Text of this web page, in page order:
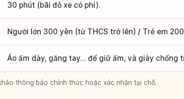
30 phút (bãi đỗ xe có phí).
Người lớn 300 yên (từ THCS trở lên) / Trẻ em
Áo ấm dày, găng tay… để giữ ấm, và giày chống
thông báo chính thức hoặc xác nhận tại chỗ.